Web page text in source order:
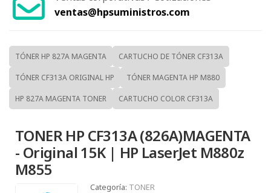
ventas@hpsuministros.com
TÓNER HP 827A MAGENTA CARTUCHO DE TÓNER CF313A
TÓNER CF313A ORIGINAL HP TÓNER MAGENTA HP M880
HP 827A MAGENTA TONER CARTUCHO COLOR CF313A
TONER HP CF313A (826A)MAGENTA
- Original 15K | HP LaserJet M880z
M855
Categoría: TONER